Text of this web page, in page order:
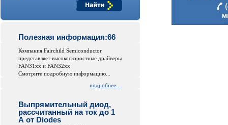
Полезная информация:66
Компания Fairchild Semiconductor
представляет высокоскоростные драйверы
FAN31xx и FAN32xx
Смотрите подробную информацию...
подробнее ...
Выпрямительный диод,
рассчитанный на ток до 1
А от Diodes